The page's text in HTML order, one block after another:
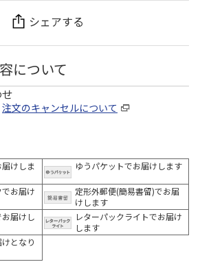
シェアする
について
注文のキャンセルについて
けしま
ゆうパケットでお届けします
お届け
定形外郵便(簡易書留)でお届
けします
届けし
レターパックライトでお届け
します
となり